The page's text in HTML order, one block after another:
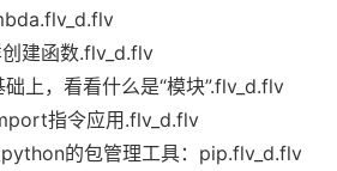
建函数.flv_d.flv
上，看看什么是“模块”.flv_d.flv
指令应用.flv_d.flv
python的包管理工具：pip.flv_d.flv